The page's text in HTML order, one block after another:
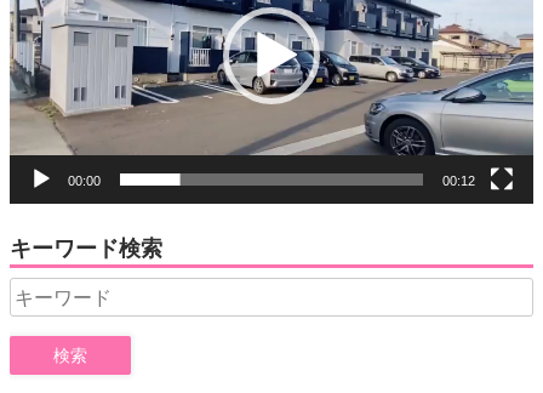
レ
ー
ヤ
ー
00:00 00:12
キーワード検索
Search
for: